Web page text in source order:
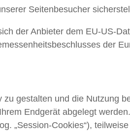
Seitenbesucher
der Anbieter dem EU-US-
der
gestalten und die Nutzung
Endgerät abgelegt
„Session-Cookies“),